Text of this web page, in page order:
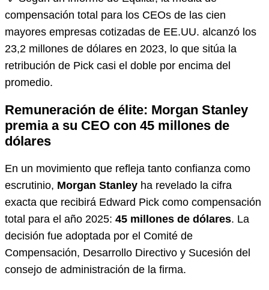
compensación total para los CEOs de las cien
mayores empresas cotizadas de EE.UU. alcanzó los
23,2 millones de dólares en 2023, lo que sitúa la
retribución de Pick casi el doble por encima del
promedio.
Remuneración de élite: Morgan Stanley
premia a su CEO con 45 millones de
dólares
En un movimiento que refleja tanto confianza como
escrutinio, Morgan Stanley ha revelado la cifra
exacta que recibirá Edward Pick como compensación
total para el año 2025: 45 millones de dólares. La
decisión fue adoptada por el Comité de
Compensación, Desarrollo Directivo y Sucesión del
consejo de administración de la firma.